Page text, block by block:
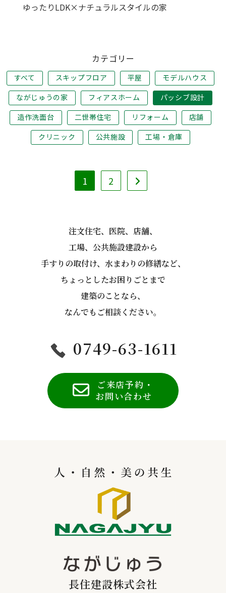
ゆったりLDK×ナチュラルスタイルの家
カテゴリー
すべて スキップフロア 平屋
モデルハウス
ながじゅうの家
フィアスホーム
パッシブ設計
造作洗面台
二世帯住宅 リフォーム
店舗
クリニック
公共施設 工場・倉庫
1 2 次のページへ
注文住宅、医院、店舗、
工場、公共施設建設から
手すりの取付け、水まわりの修繕など、
ちょっとしたお困りごとまで
建築のことなら、
なんでもご相談ください。
0749-63-1611
ご来店予約・
お問い合わせ
長住建設株式会社